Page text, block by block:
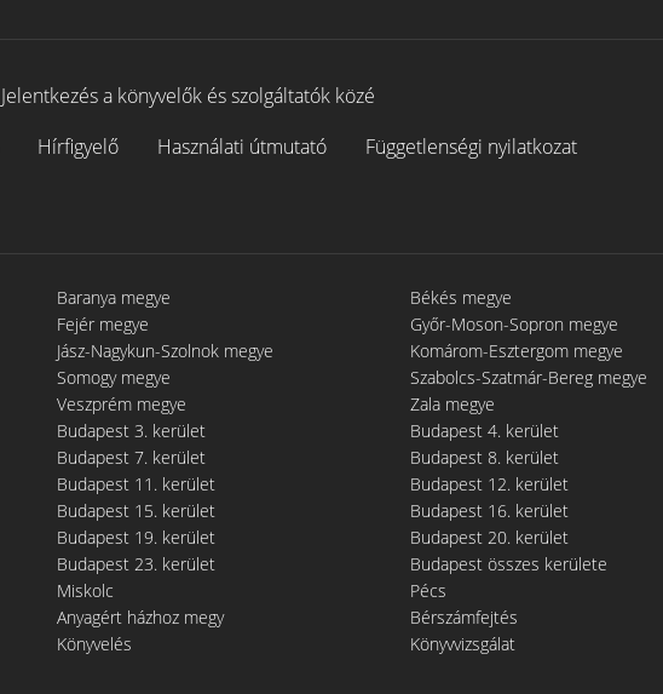
Jelentkezés a könyvelők és szolgáltatók közé
Hírfigyelő Használati útmutató
Függetlenségi nyilatkozat
Baranya megye Békés megye
Fejér megye Győr-Moson-Sopron megye
Jász-Nagykun-Szolnok megye Komárom-Esztergom megye
Somogy megye Szabolcs-Szatmár-Bereg megye
Veszprém megye Zala megye
Budapest 3. kerület Budapest 4. kerület
Budapest 7. kerület Budapest 8. kerület
Budapest 11. kerület Budapest 12. kerület
Budapest 15. kerület Budapest 16. kerület
Budapest 19. kerület Budapest 20. kerület
Budapest 23. kerület Budapest összes kerülete
Miskolc Pécs
Anyagért házhoz megy Bérszámfejtés
Könyvelés Könyvvizsgálat